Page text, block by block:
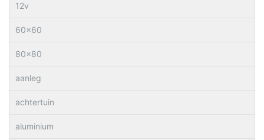
12v
60×60
80×80
aanleg
achtertuin
aluminium